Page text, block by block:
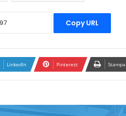
Copy URL
LinkedIn Pinterest Stampa